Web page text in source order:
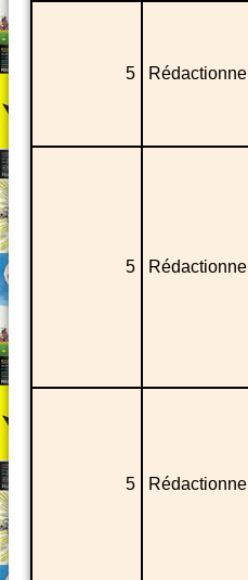
5 Rédactionnel
5 Rédactionnel
5 Rédactionnel